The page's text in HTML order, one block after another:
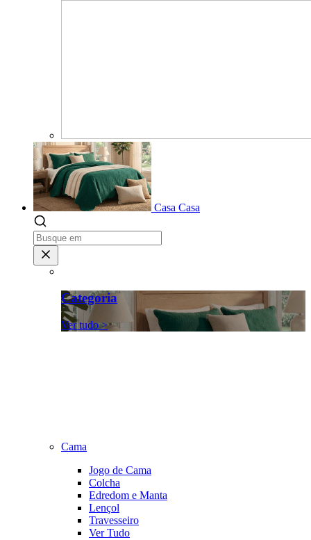
Casa Casa
Categoria
Ver tudo >
Cama
Jogo de Cama
Colcha
Edredom e Manta
Lençol
Travesseiro
Ver Tudo